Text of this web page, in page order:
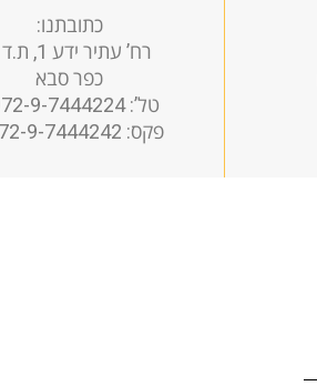
כתובתנו:
רח’ עתיר ידע 1, ת.ד 4
כפר סבא
טל’: 972-9-7444224+
פקס: 972-9-7444242+